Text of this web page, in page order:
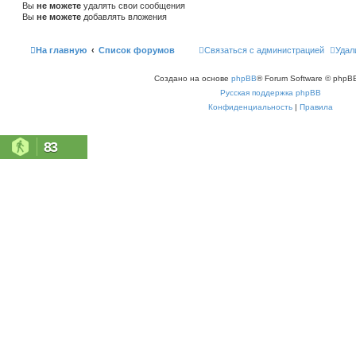
Вы не можете удалять свои сообщения
Вы не можете добавлять вложения
На главную Список форумов Связаться с администрацией
Создано на основе phpBB® Forum Software ©
Русская поддержка phpBB
Конфиденциальность | Правила
83